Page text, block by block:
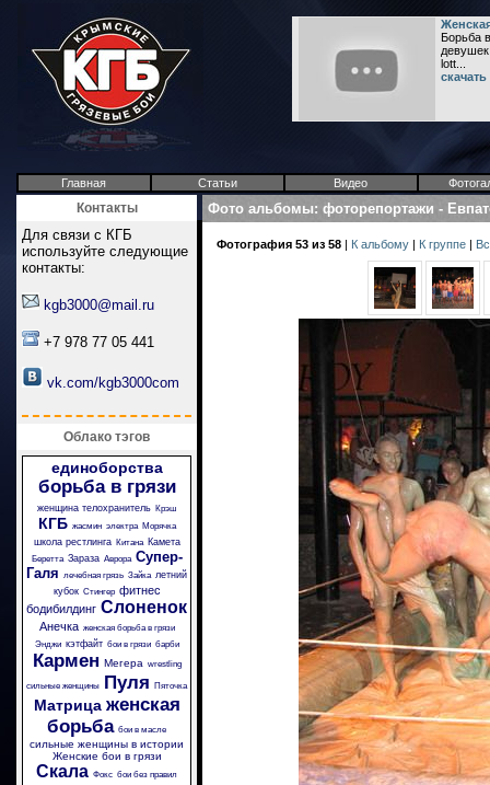
Борьба
lott...
Главная Статьи Видео
Контакты
Для связи с КГБ
используйте следующие
контакты:
kgb3000@mail.ru
+7 978 77 05 441
vk.com/kgb3000com
Облако тэгов
единоборства
борьба в грязи
женщина телохранитель Крэш
КГБ жасмин электра Морячка
школа рестлинга Китана Камета
Беретта Зараза Аврора Супер-
Галя лечебная грязь Зайка летний
кубок Стингер фитнес
бодибилдинг Слоненок
Анечка женская борьба в грязи
Энджи кэтфайт бои в грязи барби
Кармен Мегера wrestling
сильные женщины Пуля Пяточка
Матрица женская
борьба бои в масле
сильные женщины в истории
Женские бои в грязи
Скала Фокс бои без правил
Фото альбомы: фоторепортажи -
Фотография 53 из 58 | К альбому | К группе |